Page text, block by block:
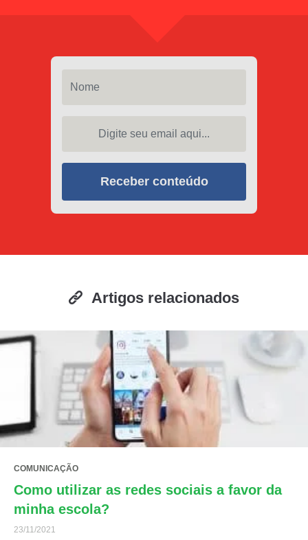
Receber conteúdo
Artigos relacionados
COMUNICAÇÃO
Como utilizar as redes sociais a favor da
minha escola?
23/11/2021